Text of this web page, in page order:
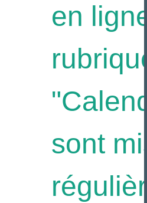
en
sont